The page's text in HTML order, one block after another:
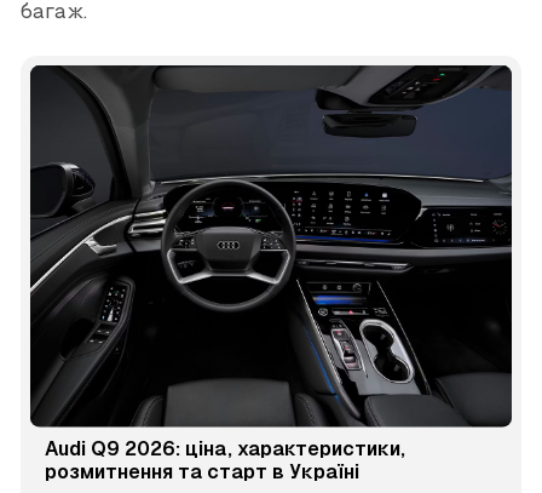
багаж.
Audi Q9 2026: ціна, характеристики,
розмитнення та старт в Україні